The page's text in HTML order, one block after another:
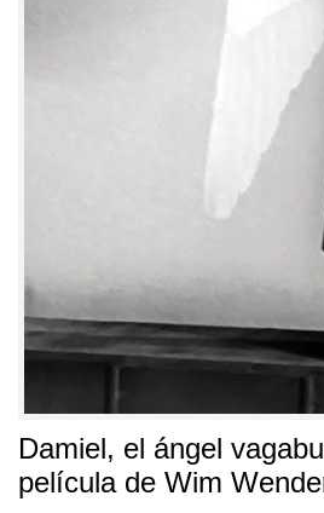
Damiel, el ángel
película de Wim